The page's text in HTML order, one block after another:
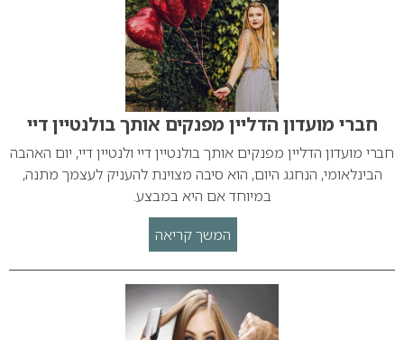
חברי מועדון הדליין מפנקים אותך בולנטיין דיי
חברי מועדון הדליין מפנקים אותך בולנטיין דיי ולנטיין דיי, יום האהבה
הבינלאומי, הנחגג היום, הוא סיבה מצוינת להעניק לעצמך מתנה,
במיוחד אם היא במבצע.
המשך קריאה